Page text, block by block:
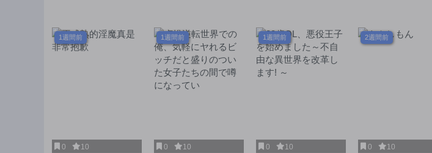
1週間前
0 10
1週間前
0 10
1週間前
0 10
2週間前
0 10